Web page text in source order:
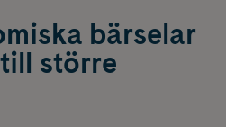
bärselar
större